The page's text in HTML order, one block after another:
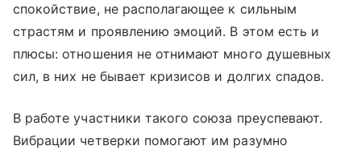
спокойствие, не располагающее к сильным
страстям и проявлению эмоций. В этом есть и
плюсы: отношения не отнимают много душевных
сил, в них не бывает кризисов и долгих спадов.
В работе участники такого союза преуспевают.
Вибрации четверки помогают им разумно